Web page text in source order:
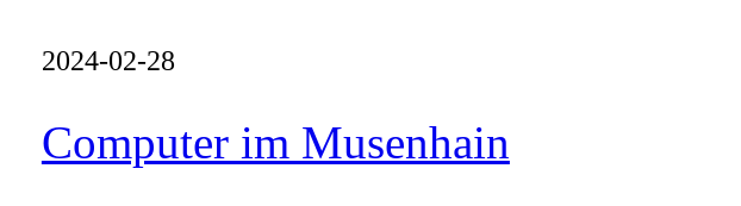
2024-02-28
Computer im Musenhain